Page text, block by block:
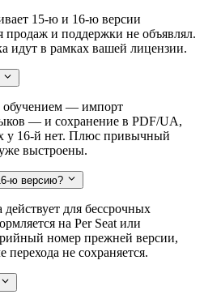
15-ю и 16-ю версии
продаж и поддержки не объявлял.
идут в рамках вашей лицензии.
обучением — импорт
— и сохранение в PDF/UA,
у 16-й нет. Плюс привычный
выстроены.
ю версию?
для бессрочных
на Per Seat или
номер прежней версии,
перехода не сохраняется.